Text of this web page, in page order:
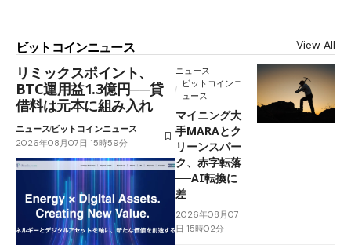
ビットコインニュース View All
リミックスポイント、
BTC運用益1.3億円──貸
借料は元本に組み入れ
ニュースビットコインニュース
2026年08月07日 15時59分
ニュース
ビットコインニ
ュース
マイニング大
手MARAとク
リーンスパー
ク、赤字転落
──AI転換に
差
2026年08月07
日 15時02分